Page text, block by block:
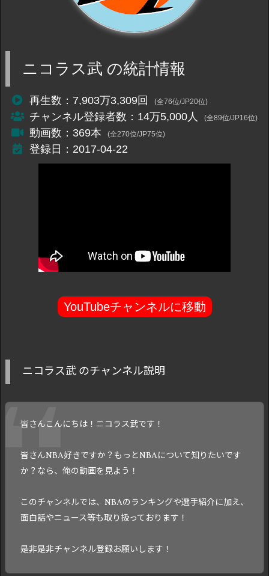
ニコラス武 の統計情報
再生数：7,903万3,309回 (全76位/JP20位)
チャンネル登録者数：14万5,000人 (全89位/JP16位)
動画数：369本 (全270位/JP75位)
登録日：2017-04-22
YouTubeチャンネルに移動
ニコラス武 のチャンネル説明
皆さんこんにちは！ニコラス武です！
皆さんNBA好きですか？もっとNBAについて知りたいです
か？なら、俺の動画を見よう！
このチャンネルでは、NBAのランキングや選手紹介に加え、
面白話やニュース等も取り扱っております！
是非是非チャンネル登録お願いします！